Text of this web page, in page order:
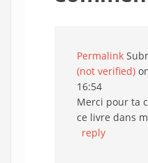
Permalink
(not verified)
16:54
Merci pour ta
ce livre dans
reply